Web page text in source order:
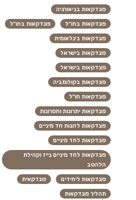
פונדקאות בגיאורגיה
פונדקאות בחו"ל פונדקאות בחו"ל
פונדקאות בינלאומית
פונדקאות בישראל
פונדקאות בישראל
פונדקאות בקולומביה
פונדקאות חו"ל
פונדקאות יתרונות וחסרונות
פונדקאות לזוגות חד מיניים
פונדקאות לחד מיניים
פונדקאות לחד מיניים גייז וקהילת
הלהטב
פונדקאות ליחידים פונדקאית
תהליך פונדקאות